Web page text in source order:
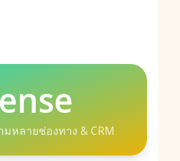
หลายช่องทาง & CRM